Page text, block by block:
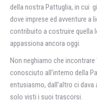
della nostra Pattuglia, in cui
dove imprese ed avventure
contribuito a costruire quella
appassiona ancora oggi.
Non neghiamo che incontrare
conosciuto all’interno della
entusiasmo, dall’altro ci dava
solo visti i suoi trascorsi.